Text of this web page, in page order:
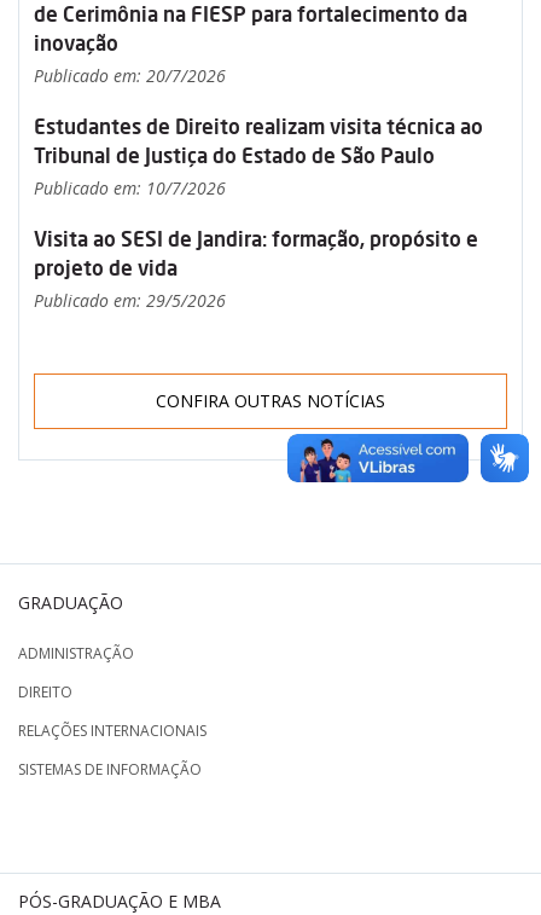
de Cerimônia na FIESP para fortalecimento da
inovação
Publicado em: 20/7/2026
Estudantes de Direito realizam visita técnica ao
Tribunal de Justiça do Estado de São Paulo
Publicado em: 10/7/2026
Visita ao SESI de Jandira: formação, propósito e
projeto de vida
Publicado em: 29/5/2026
CONFIRA OUTRAS NOTÍCIAS
GRADUAÇÃO
ADMINISTRAÇÃO
DIREITO
RELAÇÕES INTERNACIONAIS
SISTEMAS DE INFORMAÇÃO
PÓS-GRADUAÇÃO E MBA